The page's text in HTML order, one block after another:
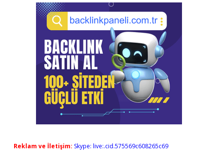
Reklam ve İletişim: Skype: live:.cid.575569c608265c69